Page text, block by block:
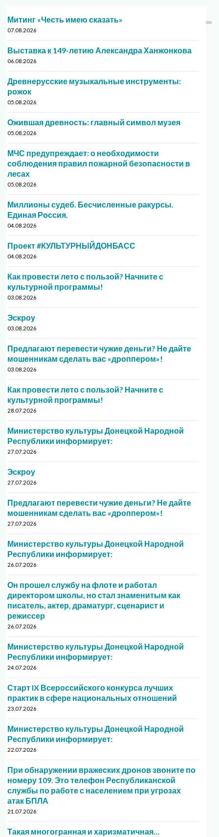
Митинг «Честь имею сказать»
07.08.2026
Выставка к 149-летию Александра Ханжонкова
06.08.2026
Древнерусские музыкальные инструменты:
рожок
05.08.2026
Ожившая древность: главный символ музея
05.08.2026
МЧС предупреждает: о необходимости
соблюдения правил пожарной безопасности в
лесах
05.08.2026
Миллионы судеб. Бесчисленные ракурсы.
Единая Россия.
04.08.2026
Проект #КУЛЬТУРНЫЙДОНБАСС
04.08.2026
Как провести лето с пользой? Начните с
культурной программы!
03.08.2026
Эскроу
03.08.2026
Предлагают перевести чужие деньги? Не дайте
мошенникам сделать вас «дроппером»!
03.08.2026
Как провести лето с пользой? Начните с
культурной программы!
28.07.2026
Министерство культуры Донецкой Народной
Республики информирует:
27.07.2026
Эскроу
27.07.2026
Предлагают перевести чужие деньги? Не дайте
мошенникам сделать вас «дроппером»!
27.07.2026
Министерство культуры Донецкой Народной
Республики информирует:
26.07.2026
Он прошел службу на флоте и работал
директором школы, но стал знаменитым как
писатель, актер, драматург, сценарист и
режиссер
26.07.2026
Министерство культуры Донецкой Народной
Республики информирует:
24.07.2026
Старт IX Всероссийского конкурса лучших
практик в сфере национальных отношений
23.07.2026
Министерство культуры Донецкой Народной
Республики информирует:
22.07.2026
При обнаружении вражеских дронов звоните по
номеру 109. Это телефон Республиканской
службы по работе с населением при угрозах
атак БПЛА
21.07.2026
Такая многогранная и харизматичная…